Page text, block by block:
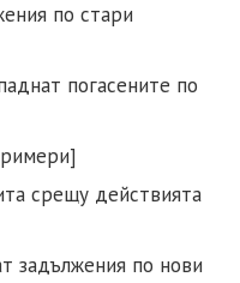
по стари
погасените по
срещу действията
задължения по нови